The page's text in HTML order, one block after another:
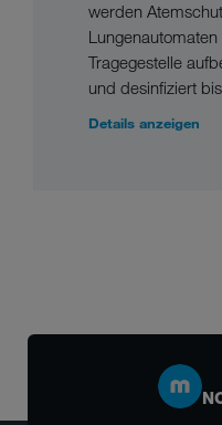
werden
Tragegestelle
und desinfiziert
Details anzeigen